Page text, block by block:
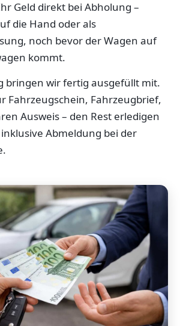
Geld direkt bei Abholung –
die Hand oder als
noch bevor der Wagen auf
kommt.
bringen wir fertig ausgefüllt mit.
Fahrzeugschein, Fahrzeugbrief,
Ausweis – den Rest erledigen
Abmeldung bei der